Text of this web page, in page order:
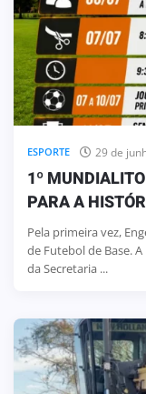
ESPORTE 29 de
1º
PARA A
Pela primeira vez,
de Futebol de Base.
da Secretaria ...